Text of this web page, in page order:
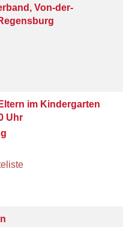
Von-der-
im Kindergarten
Uhr